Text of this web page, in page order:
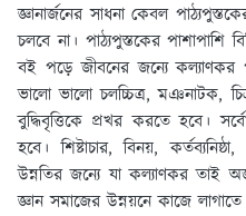
জ্ঞানার্জনের সাধনা কেবল
চলবে না। পাঠ্যপুস্তকের পাশাপাশি
বই পড়ে জীবনের জন্যে কল্যাণকর
ভালাে ভালাে চলচ্চিত্র, মঞনাটক,
বুদ্ধিবৃত্তিকে প্রখর করতে হবে।
হবে। শিষ্টাচার, বিনয়,
উন্নতির জন্যে যা কল্যাণকর তাই
জ্ঞান সমাজের উন্নয়নে কাজে